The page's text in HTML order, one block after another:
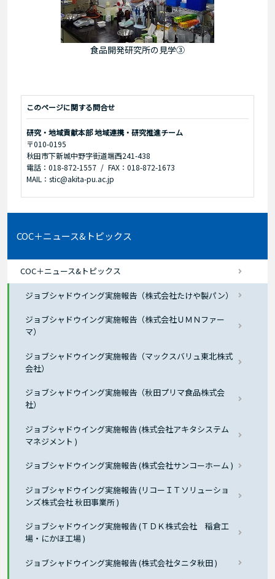
食品開発研究所の見学③
このページに関する問合せ
研究・地域貢献本部 地域連携・研究推進チーム
〒010-0195
秋田市下新城中野字街道端西241-438
電話：018-872-1557
FAX：018-872-1673
MAIL：stic@akita-pu.ac.jp
COC＋ニュース&トピックス
COC＋ニュース&トピックス
ジョブシャドウイング実施報告（株式会社たけや製パン）
ジョブシャドウイング実施報告（株式会社ＵＭＮファー
マ）
ジョブシャドウイング実施報告（マックスバリュ東北株式
会社）
ジョブシャドウイング実施報告（秋田プリマ食品株式会
社）
ジョブシャドウイング実施報告 (株式会社アキタシステム
マネジメント )
ジョブシャドウイング実施報告 (株式会社サンコーホーム )
ジョブシャドウイング実施報告 (リコーＩＴソリューショ
ンズ株式会社 秋田事業所 )
ジョブシャドウイング実施報告 (ＴＤＫ株式会社 稲倉工
場・にかほ工場 )
ジョブシャドウイング実施報告 (株式会社タニタ秋田 )